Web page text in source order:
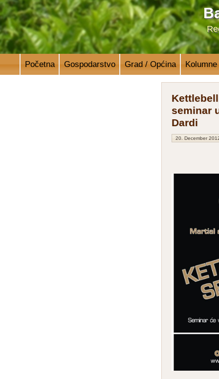
Početna Gospodarstvo Grad / Općina Kolumne
Kettlebell
seminar
Dardi
20. December